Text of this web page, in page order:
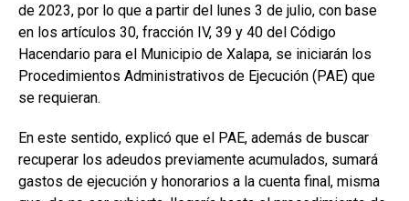
de 2023, por lo que a partir del lunes 3 de julio, con base
en los artículos 30, fracción IV, 39 y 40 del Código
Hacendario para el Municipio de Xalapa, se iniciarán los
Procedimientos Administrativos de Ejecución (PAE) que
se requieran.
En este sentido, explicó que el PAE, además de buscar
recuperar los adeudos previamente acumulados, sumará
gastos de ejecución y honorarios a la cuenta final, misma